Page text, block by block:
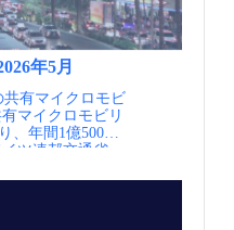
アモビリティに
方で、それを日
につくられてい
法や附置義務駐
ビリティが代替
にあります。
由を需要やサー
く、制度がどの
ポイント
い直す シェ
を需要やサービ
）。また、整備
通から、カープ
イリング
もが使える交
指令により、
付けられ、2024
アップデートさ
サイトで採用
ランスの有識者
る審議会03」に
切符購入等のプ
混雑を避けたル
駅の案内、到着
内など、ドアか
リアルタイムで
れ、利用者を空
、混雑の平準化
入や決済も完
でき、大会期間
アプリは大会期
れ、オリンピ
平均で1時間あ
やすくし、自動
影響を和らげる
能な都市モビリ
という考え方
社は実用的な手
（モビリティは
。この手引き
レビューし、移
決定要因を整理
車での移動しや
、都市環境とい
す。計画の各
年5月
有マイクロモビ
、年間1億5000
支援（ドイツ